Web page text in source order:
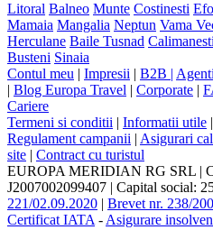
Litoral Balneo Munte Costinesti
Mamaia Mangalia Neptun Vama
Herculane Baile Tusnad
Busteni Sinaia
Contul meu | Impresii | B2B |
| Blog Europa Travel | Corporate |
Cariere
Termeni si conditii | Informatii utile |
Regulament campanii | Asigurari
site | Contract cu turistul
EUROPA MERIDIAN RG SRL |
J2007002099407 | Capital social:
221/02.09.2020 | Brevet nr. 238/
Certificat IATA - Asigurare